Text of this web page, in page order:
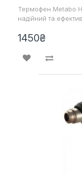
Термофен Metabo H
надійний та
1450₴